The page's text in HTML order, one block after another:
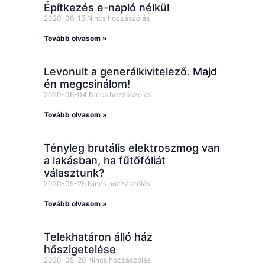
Építkezés e-napló nélkül
2020-06-15 Nincs hozzászólás
Tovább olvasom »
Levonult a generálkivitelező. Majd
én megcsinálom!
2020-06-04 Nincs hozzászólás
Tovább olvasom »
Tényleg brutális elektroszmog van
a lakásban, ha fűtőfóliát
választunk?
2020-05-25 Nincs hozzászólás
Tovább olvasom »
Telekhatáron álló ház
hőszigetelése
2020-05-20 Nincs hozzászólás